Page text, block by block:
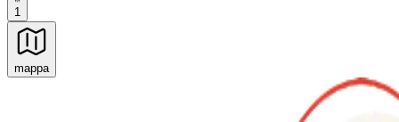
1
mappa
Esperienze culinarie indimenticabili: Esperienze